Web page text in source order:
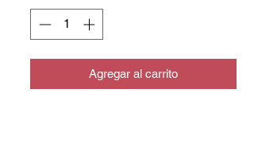
Agregar al carrito